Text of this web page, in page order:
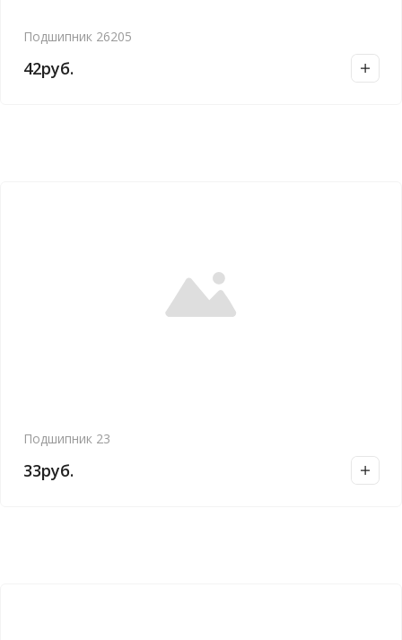
Подшипник 26205
42руб.
Подшипник 23
33руб.